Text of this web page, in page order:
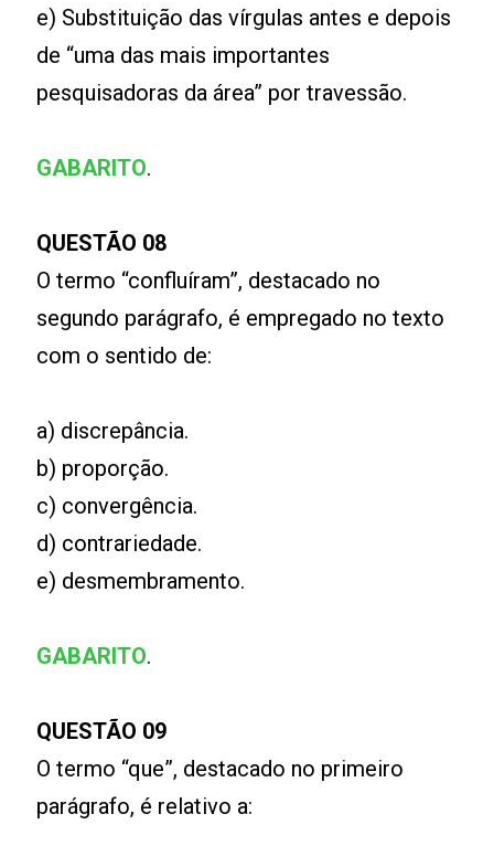
e) Substituição das vírgulas antes e depois
de “uma das mais importantes
pesquisadoras da área” por travessão.
GABARITO.
QUESTÃO 08
O termo “confluíram”, destacado no
segundo parágrafo, é empregado no texto
com o sentido de:
a) discrepância.
b) proporção.
c) convergência.
d) contrariedade.
e) desmembramento.
GABARITO.
QUESTÃO 09
O termo “que”, destacado no primeiro
parágrafo, é relativo a: